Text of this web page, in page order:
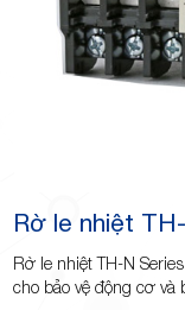
Rờ le nhiệt
Rờ le nhiệt TH-N
cho bảo vệ động cơ và